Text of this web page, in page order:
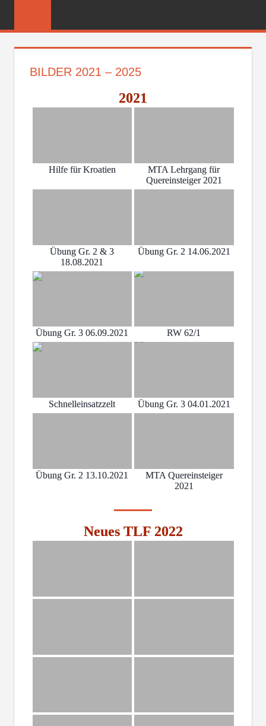
FEUERWEHR
BILDER 2021 – 2025
2021
Hilfe für Kroatien
MTA Lehrgang für
Quereinsteiger 2021
Übung Gr. 2 & 3
18.08.2021
Übung Gr. 2 14.06.2021
Übung Gr. 3 06.09.2021 RW 62/1
Schnelleinsatzzelt Übung Gr. 3 04.01.2021
Übung Gr. 2 13.10.2021
MTA Quereinsteiger
2021
Neues TLF 2022